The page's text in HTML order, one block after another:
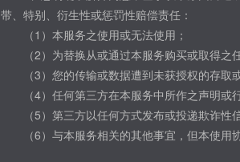
带、特别、衍生性或惩罚性赔偿责任：
（1）本服务之使用或无法使用；
（2）为替换从或通过本服务购买或取得
（3）您的传输或数据遭到未获授权的存取
（4）任何第三方在本服务中所作之声明或
（5）第三方以任何方式发布或投递欺诈
（6）与本服务相关的其他事宜，但本使